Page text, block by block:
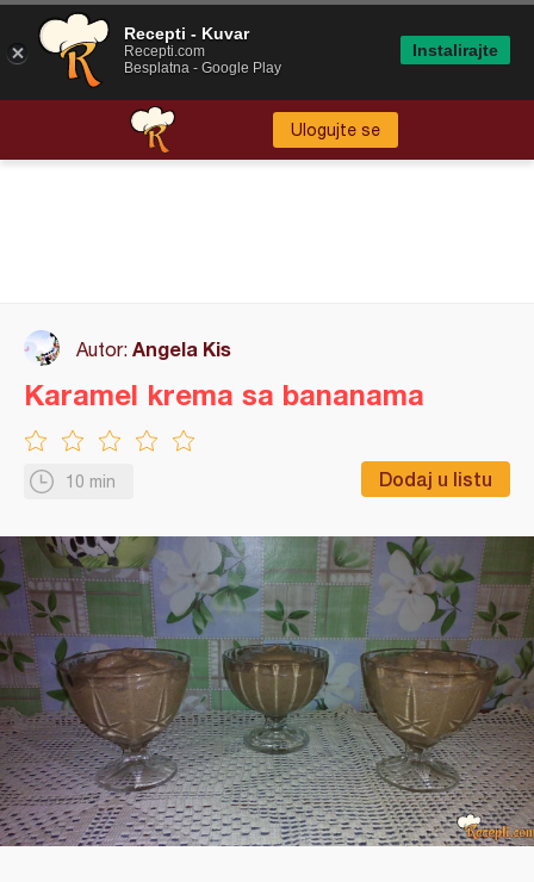
Ulogujte se
Autor: Angela Kis
10 min Dodaj u listu
Karamel krema sa bananama
Recepti - Kuvar
Recepti.com
Besplatna - Google Play
Instalirajte